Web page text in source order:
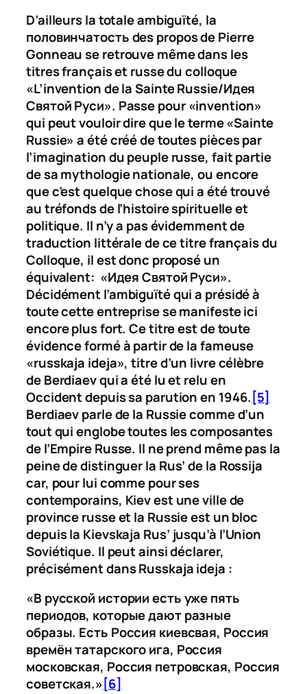
D’ailleurs la totale ambiguïté, la
половинчатостьdes propos de Pierre
Gonneau se retrouve même dans les
titres français et russe du colloque
«L’invention de la Sainte Russie/Идея
Святой Рyси». Passe pour «invention»
qui peut vouloir dire que le terme «Sainte
Russie» a été créé de toutes pièces par
l’imagination du peuple russe, fait partie
de sa mythologie nationale, ou encore
que c’est quelque chose qui a été trouvé
au tréfonds de l’histoire spirituelle et
politique. Il n’y a pas évidemment de
traduction littérale de ce titre français du
Colloque, il est donc proposé un
équivalent: «Идея Святой Рyси».
Décidément l’ambiguïté qui a présidé à
toute cette entreprise se manifeste ici
encore plus fort. Ce titre est de toute
évidence formé à partir de la fameuse
«russkaja ideja», titre d’un livre célèbre
de Berdiaev qui a été lu et relu en
Occident depuis sa parution en 1946.[5]
Berdiaev parle de la Russie comme d’un
tout qui englobe toutes les composantes
de l’Empire Russe. Il ne prend même pas la
peine de distinguer la Rus’de la Rossija
car, pour lui comme pour ses
contemporains, Kiev est une ville de
province russe et la Russie est un bloc
depuis la Kievskaja Rus’ jusqu’à l’Union
Soviétique. Il peut ainsi déclarer,
précisément dansRusskaja ideja :
«В русской истории есть уже пять
периодов, которые дают разные
образы. Есть Россия киевсвая, Россия
времён татарского ига, Россия
московская, Россия петровская, Россия
советская.» [6]